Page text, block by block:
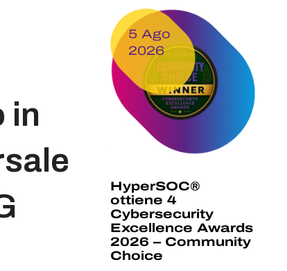
in
5 Ago
2026
HyperSOC®
ottiene 4
Cybersecurity
Excellence Awards
2026 – Community
Choice